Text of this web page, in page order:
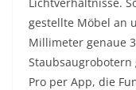
gestellte Möbel an
Millimeter genaue
Staubsaugrobotern
Pro per App, die